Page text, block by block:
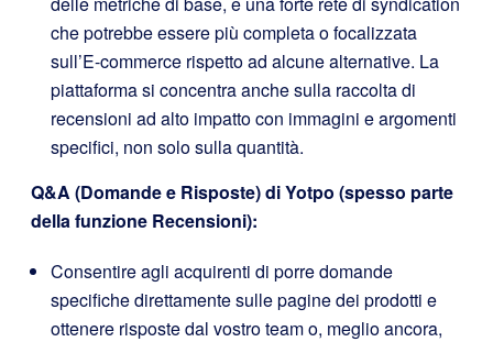
che potrebbe essere più completa o focalizzata
sull’E-commerce rispetto ad alcune alternative. La
piattaforma si concentra anche sulla raccolta di
recensioni ad alto impatto con immagini e argomenti
specifici, non solo sulla quantità.
Q&A (Domande e Risposte) di Yotpo (spesso parte
della funzione Recensioni):
Consentire agli acquirenti di porre domande
specifiche direttamente sulle pagine dei prodotti e
ottenere risposte dal vostro team o, meglio ancora,